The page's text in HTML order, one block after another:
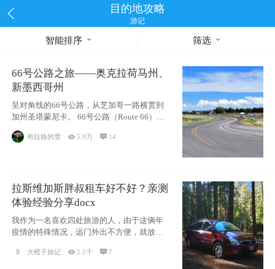
目的地攻略
游记
智能排序 筛选
66号公路之旅——奥克拉荷马州、
新墨西哥州
呈对角线的66号公路，从芝加哥一路横贯到
加州圣塔蒙尼卡。 66号公路（Route 66），
被美国人
布拉格的雪  5.9万  14
拉斯维加斯胖叔租车好不好？亲测
体验经验分享docx
我作为一名喜欢四处旅游的人，由于这俩年
疫情的特殊情况，远门外出不方便，就放弃
大橙子旅记 2.1千 7